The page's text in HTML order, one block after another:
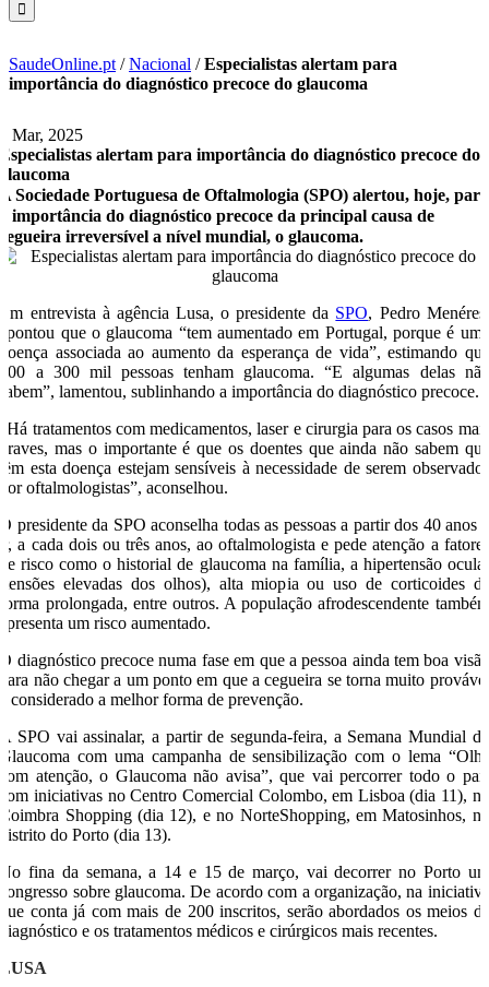
SaudeOnline.pt /Nacional /Especialistas alertam para
importância do diagnóstico precoce do glaucoma
7 Mar, 2025
Especialistas alertam para importância do diagnóstico precoce do
glaucoma
A Sociedade Portuguesa de Oftalmologia (SPO) alertou, hoje, para
a importância do diagnóstico precoce da principal causa de
cegueira irreversível a nível mundial, o glaucoma.
Em entrevista à agência Lusa, o presidente da SPO, Pedro Menéres,
apontou que o glaucoma “tem aumentado em Portugal, porque é uma
doença associada ao aumento da esperança de vida”, estimando que
200 a 300 mil pessoas tenham glaucoma. “E algumas delas não
sabem”, lamentou, sublinhando a importância do diagnóstico precoce.
“Há tratamentos com medicamentos, laser e cirurgia para os casos mais
graves, mas o importante é que os doentes que ainda não sabem que
têm esta doença estejam sensíveis à necessidade de serem observados
por oftalmologistas”, aconselhou.
O presidente da SPO aconselha todas as pessoas a partir dos 40 anos a
ir, a cada dois ou três anos, ao oftalmologista e pede atenção a fatores
de risco como o historial de glaucoma na família, a hipertensão ocular
(tensões elevadas dos olhos), alta miopia ou uso de corticoides de
forma prolongada, entre outros. A população afrodescendente também
apresenta um risco aumentado.
O diagnóstico precoce numa fase em que a pessoa ainda tem boa visão
para não chegar a um ponto em que a cegueira se torna muito provável
é considerado a melhor forma de prevenção.
A SPO vai assinalar, a partir de segunda-feira, a Semana Mundial do
Glaucoma com uma campanha de sensibilização com o lema “Olhe
com atenção, o Glaucoma não avisa”, que vai percorrer todo o país
com iniciativas no Centro Comercial Colombo, em Lisboa (dia 11), no
Coimbra Shopping (dia 12), e no NorteShopping, em Matosinhos, no
distrito do Porto (dia 13).
No fina da semana, a 14 e 15 de março, vai decorrer no Porto um
congresso sobre glaucoma. De acordo com a organização, na iniciativa
que conta já com mais de 200 inscritos, serão abordados os meios de
diagnóstico e os tratamentos médicos e cirúrgicos mais recentes.
LUSA